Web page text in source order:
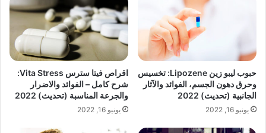
حبوب ليبو زين Lipozene: تخسيس
وحرق دهون الجسم، الفوائد والآثار
الجانبية (تحديث) 2022
يونيو 16, 2022
اقراص فيتا سترس Vita Stress:
شرح كامل – الفوائد والاضرار
والجرعة المناسبة (تحديث) 2022
يونيو 16, 2022